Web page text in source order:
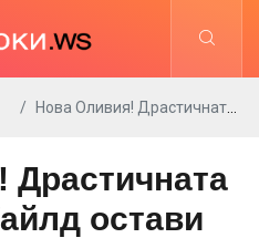
Нова Оливия! Драстичната промяна на Уайлд остави Холивуд без думи
остави